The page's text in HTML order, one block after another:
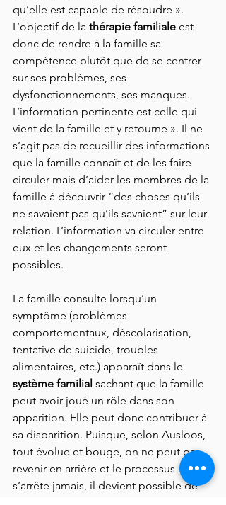
qu’elle est capable de résoudre ».
L’objectif de la thérapie familiale est
donc de rendre à la famille sa
compétence plutôt que de se centrer
sur ses problèmes, ses
dysfonctionnements, ses manques.
L’information pertinente est celle qui
vient de la famille et y retourne ». Il ne
s’agit pas de recueillir des informations
que la famille connaît et de les faire
circuler mais d’aider les membres de la
famille à découvrir “des choses qu’ils
ne savaient pas qu’ils savaient” sur leur
relation. L’information va circuler entre
eux et les changements seront
possibles.
La famille consulte lorsqu’un
symptôme (problèmes
comportementaux, déscolarisation,
tentative de suicide, troubles
alimentaires, etc.) apparaît dans le
système familial sachant que la famille
peut avoir joué un rôle dans son
apparition. Elle peut donc contribuer à
sa disparition. Puisque, selon Ausloos,
tout évolue et bouge, on ne peut pas
revenir en arrière et le processus ne
s’arrête jamais, il devient possible de